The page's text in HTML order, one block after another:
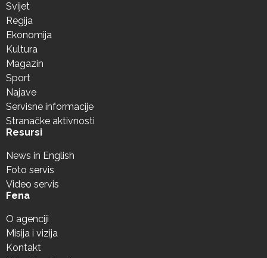
Svijet
Regija
Ekonomija
Kultura
Magazin
Sport
Najave
Servisne informacije
Stranačke aktivnosti
Resursi
News in English
Foto servis
Video servis
Fena
O agenciji
Misija i vizija
Kontakt